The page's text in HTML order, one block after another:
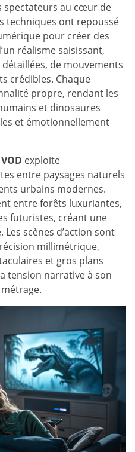
au cœur de
techniques ont repoussé
pour créer des
réalisme saisissant,
de mouvements
crédibles. Chaque
propre, rendant les
et dinosaures
et émotionnellement
VOD exploite
entre paysages naturels
urbains modernes.
entre forêts luxuriantes,
futuristes, créant une
scènes d’action sont
millimétrique,
et gros plans
tension narrative à son